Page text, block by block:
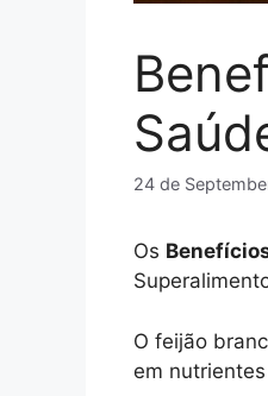
24 de
Os
O feijão
em